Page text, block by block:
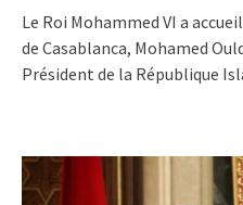
Le Roi Mohammed VI a
de Casablanca, Mohamed
Président de la République